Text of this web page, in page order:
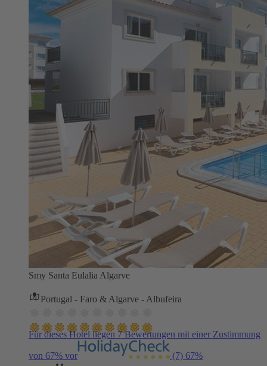
Smy Santa Eulalia Algarve
Portugal - Faro & Algarve - Albufeira
Für dieses Hotel liegen 7 Bewertungen mit einer Zustimmung
von 67% vor (7) 67%